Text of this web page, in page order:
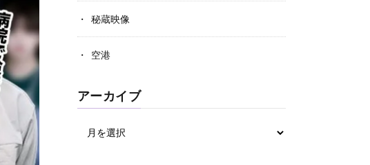
秘蔵映像
空港
アーカイブ